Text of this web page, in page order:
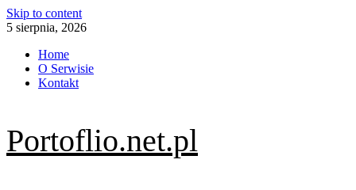
Skip to content
5 sierpnia, 2026
Home
O Serwisie
Kontakt
Portoflio.net.pl